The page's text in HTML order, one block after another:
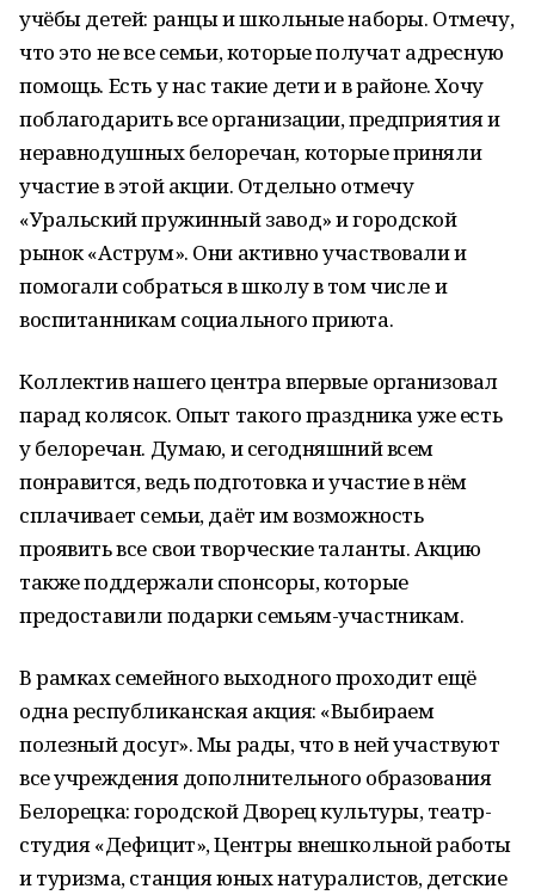
учёбы детей: ранцы и школьные наборы. Отмечу,
что это не все семьи, которые получат адресную
помощь. Есть у нас такие дети и в районе. Хочу
поблагодарить все организации, предприятия и
неравнодушных белоречан, которые приняли
участие в этой акции. Отдельно отмечу
«Уральский пружинный завод» и городской
рынок «Аструм». Они активно участвовали и
помогали собраться в школу в том числе и
воспитанникам социального приюта.
Коллектив нашего центра впервые организовал
парад колясок. Опыт такого праздника уже есть
у белоречан. Думаю, и сегодняшний всем
понравится, ведь подготовка и участие в нём
сплачивает семьи, даёт им возможность
проявить все свои творческие таланты. Акцию
также поддержали спонсоры, которые
предоставили подарки семьям-участникам.
В рамках семейного выходного проходит ещё
одна республиканская акция: «Выбираем
полезный досуг». Мы рады, что в ней участвуют
все учреждения дополнительного образования
Белорецка: городской Дворец культуры, театр-
студия «Дефицит», Центры внешкольной работы
и туризма, станция юных натуралистов, детские